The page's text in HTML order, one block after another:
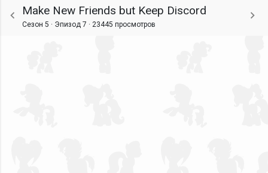
Make New Friends but Keep Discord
Сезон 5 · Эпизод 7 · 23445 просмотров